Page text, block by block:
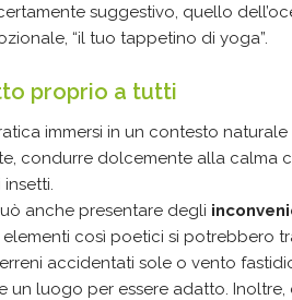
suggestivo, quello
“il tuo tappetino di yoga”.
proprio a tutti
immersi in un contesto
condurre dolcemente alla calma
anche presentare degli
così poetici si potrebbero
accidentati sole o vento
un luogo per essere adatto.